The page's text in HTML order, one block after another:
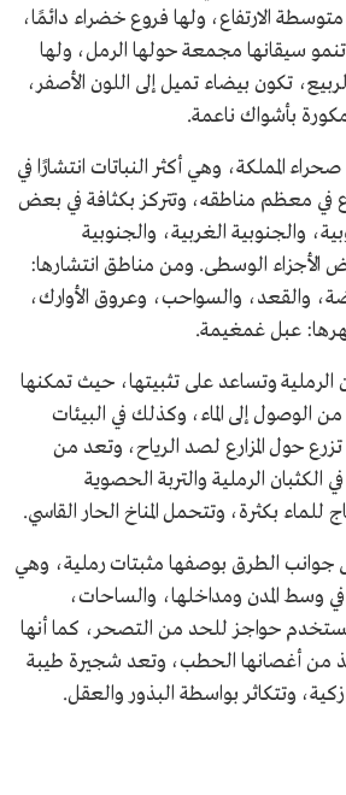
الارتفاع، ولها فروع خضراء دائمًا،
سيقانها مجمعة حولها الرمل، ولها
تكون بيضاء تميل إلى اللون الأصفر،
بأشواك ناعمة.
المملكة، وهي أكثر النباتات انتشارًا في
في معظم مناطقه، وتتركز بكثافة في بعض
والجنوبية الغربية، والجنوبية
الأجزاء الوسطى. ومن مناطق انتشارها:
والقعد، والسواحب، وعروق الأوارك،
عبل غمغيمة.
الرملية وتساعد على تثبيتها، حيث تمكنها
الوصول إلى الماء، وكذلك في البيئات
حول المزارع لصد الرياح، وتعد من
الكثبان الرملية والتربة الحصوية
بكثرة، وتتحمل المناخ الحار القاسي.
جوانب الطرق بوصفها مثبتات رملية، وهي
وسط المدن ومداخلها، والساحات،
حواجز للحد من التصحر، كما أنها
من أغصانها الحطب، وتعد شجيرة طيبة
وتتكاثر بواسطة البذور والعقل.